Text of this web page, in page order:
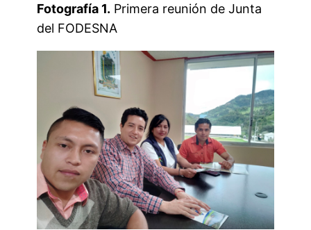
Fotografía 1. Primera reunión de Junta
del FODESNA